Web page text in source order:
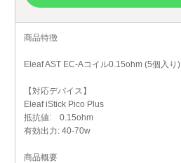
商品特徴
Eleaf AST EC-Aコイル0.15ohm (5個入り)
【対応デバイス】
Eleaf iStick Pico Plus
抵抗値: 0.15ohm
有効出力: 40-70w
商品概要